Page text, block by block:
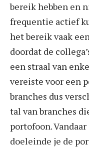
bereik hebben en
frequentie actief
het bereik vaak
doordat de
een straal van
vereiste voor een
branches dus
tal van branches
portofoon.
doeleinde je de